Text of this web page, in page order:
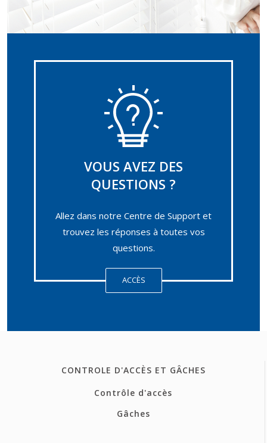
VOUS AVEZ DES
QUESTIONS ?
Allez dans notre Centre de Support et
trouvez les réponses à toutes vos
questions.
ACCÈS
CONTROLE D'ACCÈS ET GÂCHES
Contrôle d'accès
Gâches